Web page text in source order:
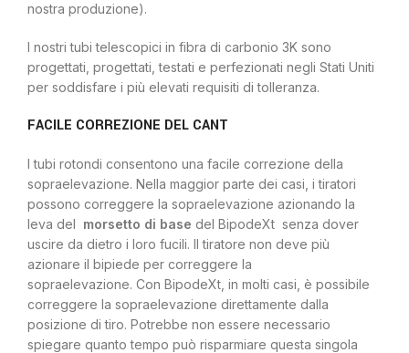
nostra produzione).
I nostri tubi telescopici in fibra di carbonio 3K sono
progettati, progettati, testati e perfezionati negli Stati Uniti
per soddisfare i più elevati requisiti di tolleranza.
FACILE CORREZIONE DEL CANT
I tubi rotondi consentono una facile correzione della
sopraelevazione. Nella maggior parte dei casi, i tiratori
possono correggere la sopraelevazione azionando la
leva del morsetto di base del BipodeXt senza dover
uscire da dietro i loro fucili. Il tiratore non deve più
azionare il bipiede per correggere la
sopraelevazione. Con BipodeXt, in molti casi, è possibile
correggere la sopraelevazione direttamente dalla
posizione di tiro. Potrebbe non essere necessario
spiegare quanto tempo può risparmiare questa singola